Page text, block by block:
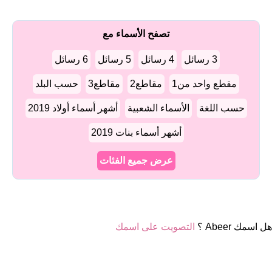
تصفح الأسماء مع
3 رسائل 4 رسائل 5 رسائل 6 رسائل
مقطع واحد من1 مقاطع2 مقاطع3 حسب البلد
حسب اللغة الأسماء الشعبية أشهر أسماء أولاد 2019
أشهر أسماء بنات 2019
عرض جميع الفئات
هل اسمك Abeer ؟ التصويت على اسمك